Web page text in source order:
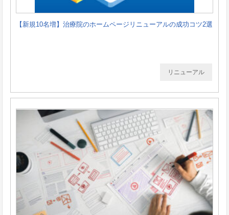
【新規10名増】治療院のホームページリニューアルの成功コツ2選
リニューアル